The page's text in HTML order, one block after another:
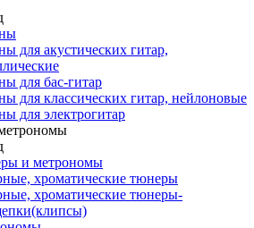
для акустических гитар,
для бас-гитар
для классических гитар, нейлоновые
для электрогитар
и метрономы
хроматические тюнеры
хроматические тюнеры-